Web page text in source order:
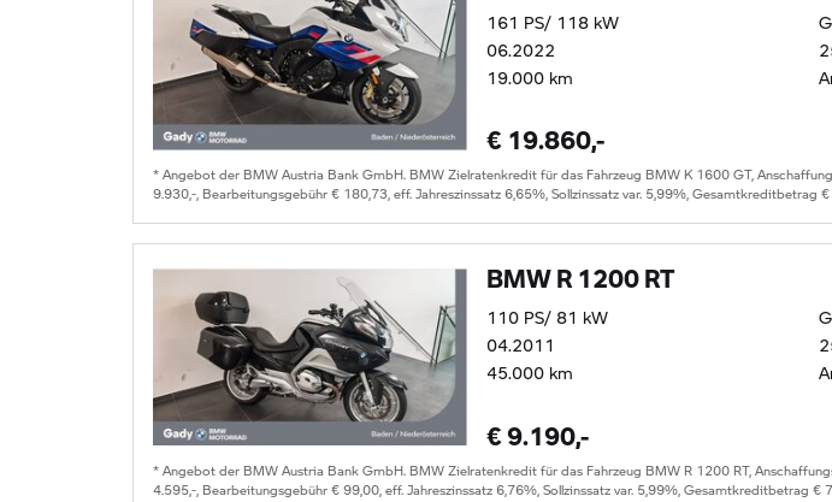
161 PS/ 118 kW
06.2022
19.000 km
€ 19.860,-
* Angebot der BMW Austria Bank GmbH. BMW Zielratenkredit für das Fahrzeug BMW K 1600 GT,
9.930,-, Bearbeitungsgebühr € 180,73, eff. Jahreszinssatz 6,65%, Sollzinssatz var. 5,99%,
BMW R 1200 RT
110 PS/ 81 kW
04.2011
45.000 km
€ 9.190,-
* Angebot der BMW Austria Bank GmbH. BMW Zielratenkredit für das Fahrzeug BMW R 1200 RT,
4.595,-, Bearbeitungsgebühr € 99,00, eff. Jahreszinssatz 6,76%, Sollzinssatz var. 5,99%, Gesamtkreditbetrag